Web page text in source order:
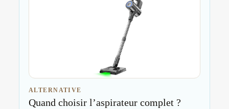
ALTERNATIVE
Quand choisir l’aspirateur complet ?